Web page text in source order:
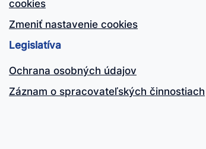
cookies
Zmeniť nastavenie cookies
Legislatíva
Ochrana osobných údajov
Záznam o spracovateľských činnostiach